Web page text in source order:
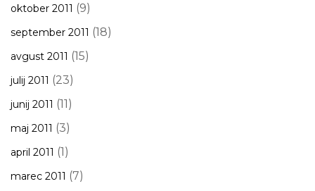
oktober 2011 (9)
september 2011 (18)
avgust 2011 (15)
julij 2011 (23)
junij 2011 (11)
maj 2011 (3)
april 2011 (1)
marec 2011 (7)